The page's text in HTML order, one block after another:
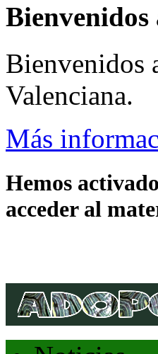
Bienvenidos
Bienvenidos
Valenciana.
Más
Hemos
acceder al